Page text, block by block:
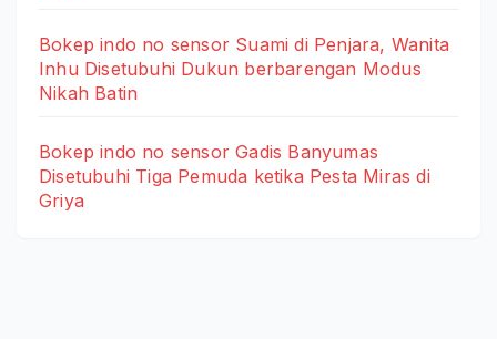
Bokep indo no sensor Suami di Penjara, Wanita
Inhu Disetubuhi Dukun berbarengan Modus
Nikah Batin
Bokep indo no sensor Gadis Banyumas
Disetubuhi Tiga Pemuda ketika Pesta Miras di
Griya